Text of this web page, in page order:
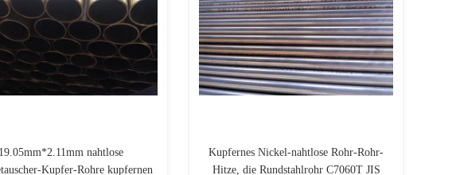
19.05mm*2.11mm nahtlose
Kupfer-Rohre kupfernen
Kupfernes Nickel-nahtlose Rohr-Rohr-
Hitze, die Rundstahlrohr C7060T JIS